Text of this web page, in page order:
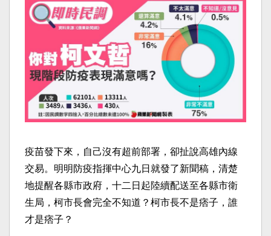
疫苗發下來，自己沒有超前部署，卻扯說高雄內線
交易。明明防疫指揮中心九日就發了新聞稿，清楚
地提醒各縣市政府，十二日起陸續配送至各縣市衛
生局，柯市長會完全不知道？柯市長不是痞子，誰
才是痞子？